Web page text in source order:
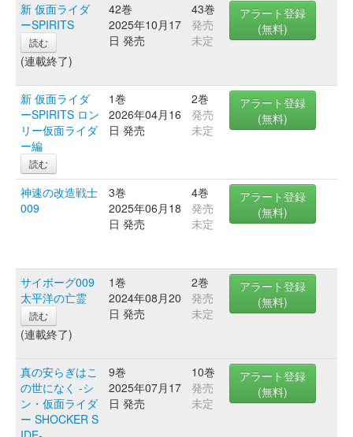
新 仮面ライダ
ーSPIRITS
読む
(連載終了)
42巻
2025年10月17
日 発売
43巻
発売
未定
アラート登録
(無料)
新 仮面ライダ
ーSPIRITS ロン
リー仮面ライダ
ー編
読む
1巻
2026年04月16
日 発売
2巻
発売
未定
アラート登録
(無料)
神速の改造戦士
009
3巻
2025年06月18
日 発売
4巻
発売
未定
アラート登録
(無料)
サイボーグ009
太平洋の亡霊
読む
(連載終了)
1巻
2024年08月20
日 発売
2巻
発売
未定
アラート登録
(無料)
真の安らぎはこ
の世になく -シ
ン・仮面ライダ
ー SHOCKER S
9巻
2025年07月17
日 発売
10巻
発売
未定
アラート登録
(無料)